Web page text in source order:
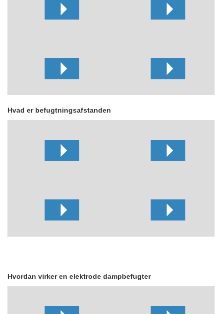
Hvad er befugtningsafstanden
Hvordan virker en elektrode dampbefugter